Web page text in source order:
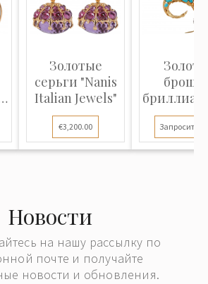
Золотые
серьги "Nanis
Italian Jewels"
€3,200.00
брошь
Запросить
Новости
на нашу рассылку по
почте и получайте
новости и обновления.